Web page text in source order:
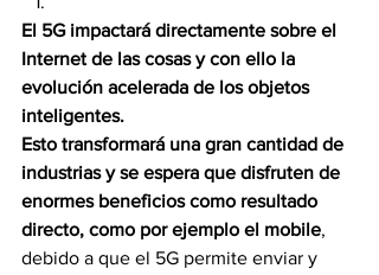
El 5G impactará directamente sobre el
Internet de las cosas y con ello la
evolución acelerada de los objetos
inteligentes.
Esto transformará una gran cantidad de
industrias y se espera que disfruten de
enormes beneficios como resultado
directo, como por ejemplo el mobile,
debido a que el 5G permite enviar y